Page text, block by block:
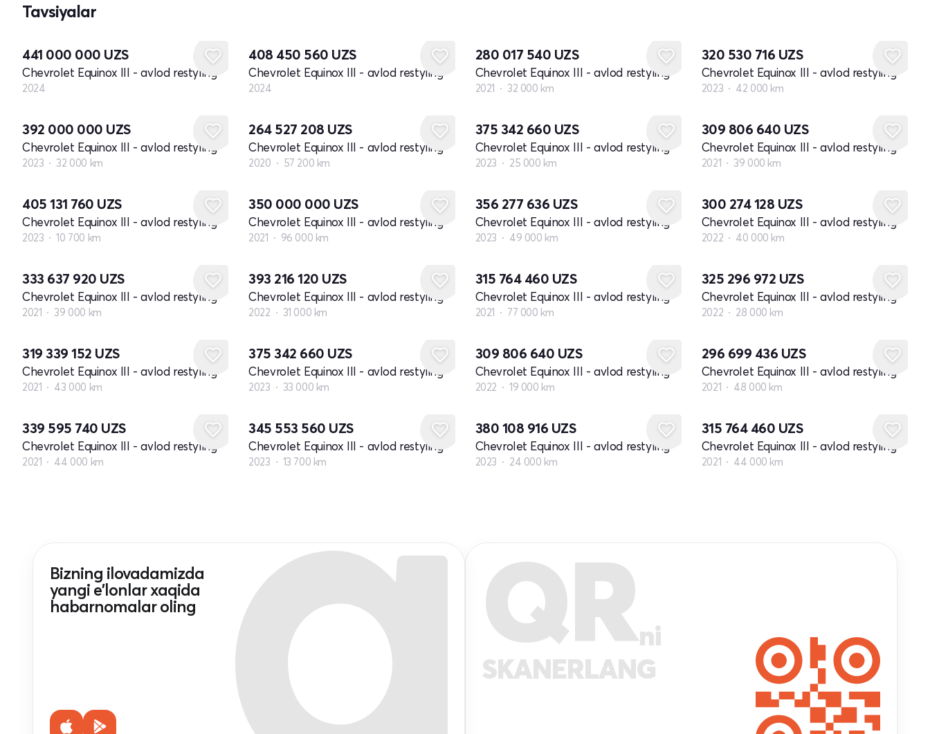
Tavsiyalar
441 000 000 UZS
Chevrolet Equinox III - avlod restyling
2024
408 450 560 UZS
Chevrolet Equinox III - avlod restyling
2024
280 017 540 UZS
Chevrolet Equinox III - avlod restyling
2021 32 000 km
320 530 716 UZS
Chevrolet Equinox III - avlod restyling
2023 42 000 km
392 000 000 UZS
Chevrolet Equinox III - avlod restyling
2023 32 000 km
264 527 208 UZS
Chevrolet Equinox III - avlod restyling
2020 57 200 km
375 342 660 UZS
Chevrolet Equinox III - avlod restyling
2023 25 000 km
309 806 640 UZS
Chevrolet Equinox III - avlod restyling
2021 39 000 km
405 131 760 UZS
Chevrolet Equinox III - avlod restyling
2023 10 700 km
350 000 000 UZS
Chevrolet Equinox III - avlod restyling
2021 96 000 km
356 277 636 UZS
Chevrolet Equinox III - avlod restyling
2023 49 000 km
300 274 128 UZS
Chevrolet Equinox III - avlod restyling
2022 40 000 km
333 637 920 UZS
Chevrolet Equinox III - avlod restyling
2021 39 000 km
393 216 120 UZS
Chevrolet Equinox III - avlod restyling
2022 31 000 km
315 764 460 UZS
Chevrolet Equinox III - avlod restyling
2021 77 000 km
325 296 972 UZS
Chevrolet Equinox III - avlod restyling
2022 28 000 km
319 339 152 UZS
Chevrolet Equinox III - avlod restyling
2021 43 000 km
375 342 660 UZS
Chevrolet Equinox III - avlod restyling
2023 33 000 km
309 806 640 UZS
Chevrolet Equinox III - avlod restyling
2022 19 000 km
296 699 436 UZS
Chevrolet Equinox III - avlod restyling
2021 48 000 km
339 595 740 UZS
Chevrolet Equinox III - avlod restyling
2021 44 000 km
345 553 560 UZS
Chevrolet Equinox III - avlod restyling
2023 13 700 km
380 108 916 UZS
Chevrolet Equinox III - avlod restyling
2023 24 000 km
315 764 460 UZS
Chevrolet Equinox III - avlod restyling
2021 44 000 km
Bizning ilovadamizda
yangi e'lonlar xaqida
habarnomalar oling
QRni
SKANERLANG